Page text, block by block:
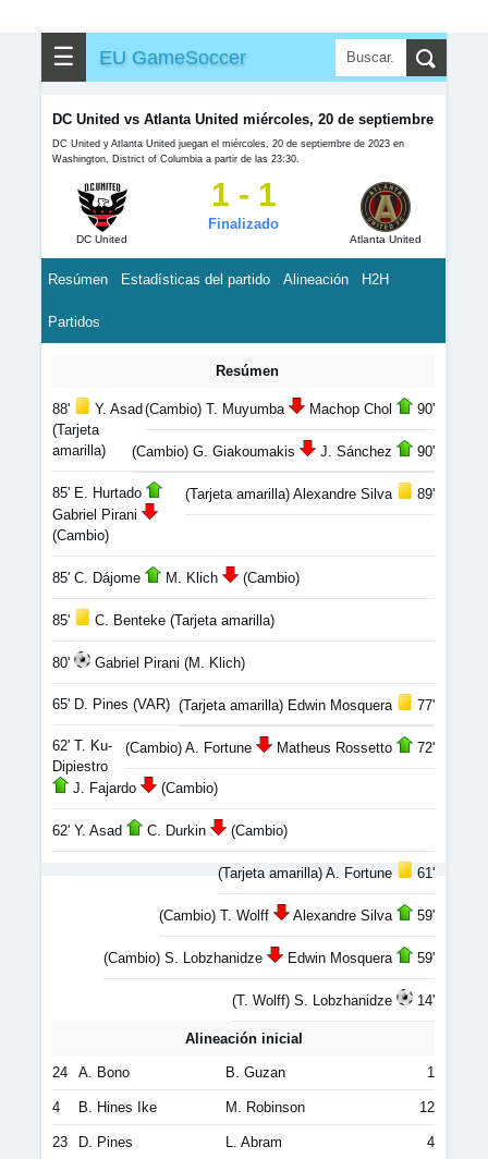
☰ EU GameSoccer
DC United vs Atlanta United miércoles, 20 de septiembre
DC United y Atlanta United juegan el miércoles, 20 de septiembre de 2023 en
Washington, District of Columbia a partir de las 23:30.
DC United
1 - 1
Finalizado
Atlanta United
Resúmen Estadísticas del partido Alineación H2H
Partidos
Resúmen
(Cambio) T. Muyumba Machop Chol 90'
(Cambio) G. Giakoumakis J. Sánchez 90'
(Tarjeta amarilla) Alexandre Silva 89'
88'
Y. Asad
(Tarjeta
amarilla)
85' E. Hurtado
Gabriel Pirani
(Cambio)
85' C. Dájome M. Klich (Cambio)
85' C. Benteke (Tarjeta amarilla)
80' Gabriel Pirani (M. Klich)
(Tarjeta amarilla) Edwin Mosquera 77'
(Cambio) A. Fortune Matheus Rossetto 72'
65' D. Pines (VAR)
62' T. Ku-
Dipiestro
J. Fajardo
(Cambio)
62' Y. Asad C. Durkin (Cambio)
(Tarjeta amarilla) A. Fortune 61'
(Cambio) T. Wolff Alexandre Silva 59'
(Cambio) S. Lobzhanidze Edwin Mosquera 59'
(T. Wolff) S. Lobzhanidze 14'
Alineación inicial
24 A. Bono B. Guzan 1
4 B. Hines Ike M. Robinson 12
23 D. Pines L. Abram 4